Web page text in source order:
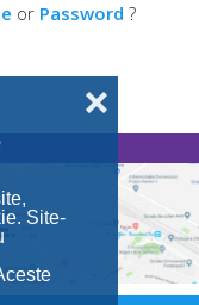
Site-
❌
or Password ?